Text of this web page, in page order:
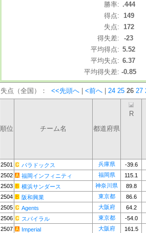
勝率: .444
得点: 149
失点: 172
得失差:
-23
平均得点: 5.52
平均失点: 6.37
平均得失差: -0.85
失点（全国）： <<先頭へ <前へ 24 25 26 27
順位 チーム名 都道府県
R
2501 パラドックス 兵庫県
-39.6
2502
福岡インフィニティ 福岡県
115.1
2503
横浜サンダース 神奈川県
89.8
2504
阪和興業 東京都
86.6
2505
Agents 大阪府
64.2
2506
スパイラル 東京都
-54.0
2507
Imperial 大阪府
161.5